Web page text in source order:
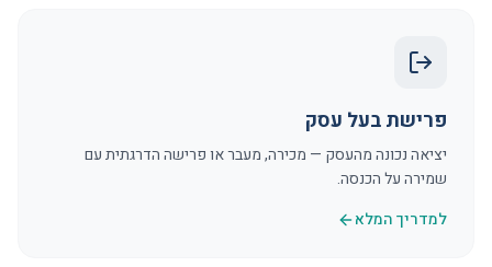
פרישת בעל עסק
יציאה נכונה מהעסק — מכירה, מעבר או פרישה הדרגתית עם
שמירה על הכנסה.
למדריך המלא